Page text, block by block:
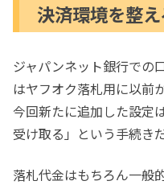
決済環境を整え
ジャパンネット銀行での
はヤフオク落札用に以前
今回新たに追加した設定
受け取る」という手続き
落札代金はもちろん一般